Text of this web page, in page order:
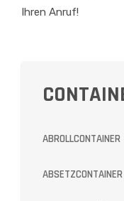
Ihren Anruf!
ABROLLCONTAINER
ABSETZCONTAINER